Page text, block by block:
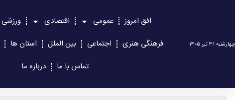
چهارشنبه ۳۱ تیر ۱۴۰۵
افق امروز عمومی اقتصادی ورزشی
فرهنگی هنری
اجتماعی بین الملل استان ها
تماس با ما
درباره ما